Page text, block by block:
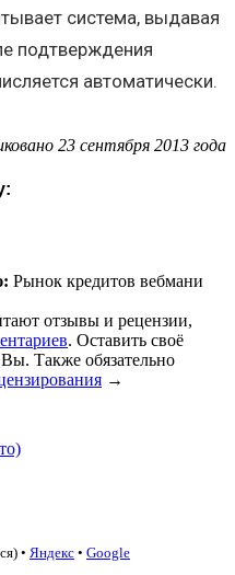
система, выдавая
подтверждения
автоматически.
23 сентября 2013 года
Рынок кредитов вебмани
отзывы и рецензии,
. Оставить своё
Также обязательно
→
• Яндекс • Google